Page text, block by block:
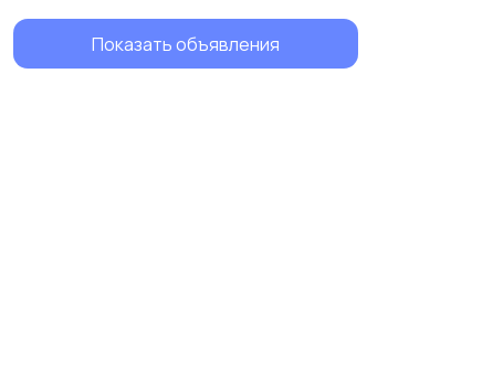
Показать объявления